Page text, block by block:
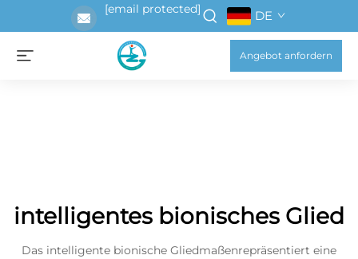
[email protected] DE
Angebot anfordern
intelligentes bionisches Glied
Das intelligente bionische Gliedmaßenrepräsentiert eine